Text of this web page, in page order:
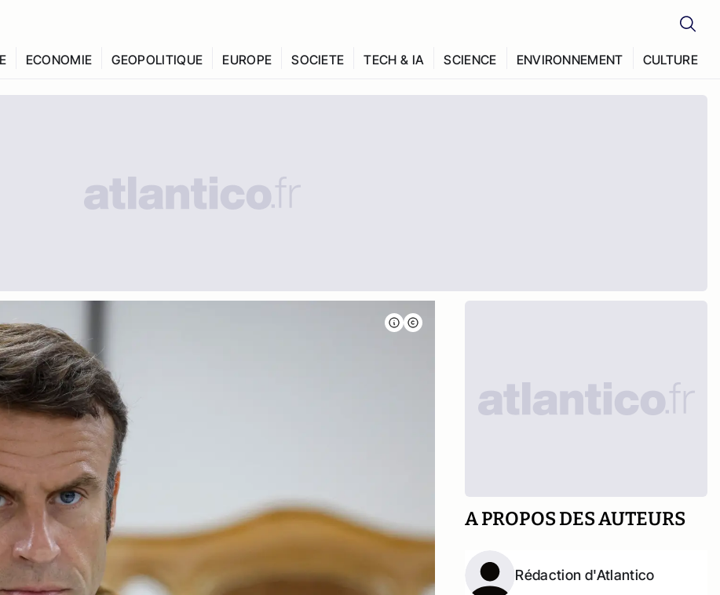
ECONOMIE GEOPOLITIQUE EUROPE SOCIETE TECH & IA SCIENCE ENVIRONNEMENT CULTURE
A PROPOS DES AUTEURS
Rédaction d'Atlantico